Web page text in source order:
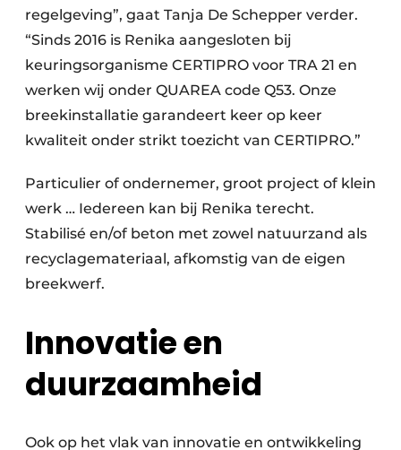
regelgeving”, gaat Tanja De Schepper verder.
“Sinds 2016 is Renika aangesloten bij
keuringsorganisme CERTIPRO voor TRA 21 en
werken wij onder QUAREA code Q53. Onze
breekinstallatie garandeert keer op keer
kwaliteit onder strikt toezicht van CERTIPRO.”
Particulier of ondernemer, groot project of klein
werk … Iedereen kan bij Renika terecht.
Stabilisé en/of beton met zowel natuurzand als
recyclagemateriaal, afkomstig van de eigen
breekwerf.
Innovatie en
duurzaamheid
Ook op het vlak van innovatie en ontwikkeling